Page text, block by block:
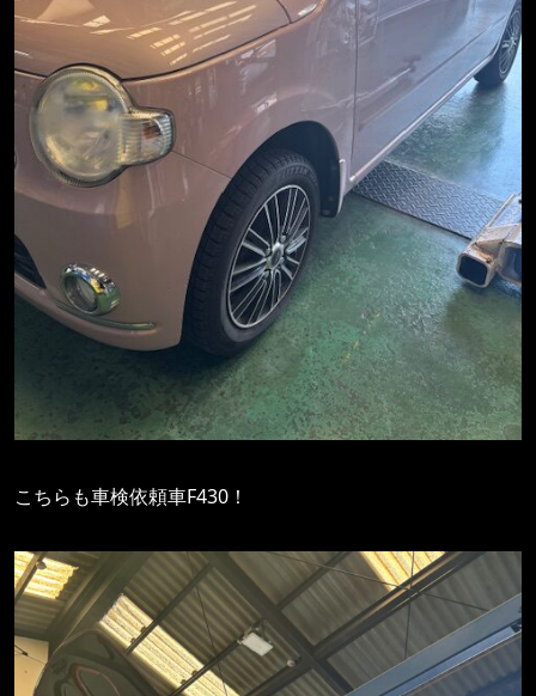
こちらも車検依頼車F430！